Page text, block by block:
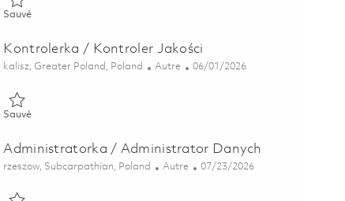
SauvéSauvé Kontrolerka / Kontroler Jakości 01827761
Kontrolerka / Kontroler Jakości
Emplacement
kalisz, Greater Poland, Poland Catégorie
Autre Posted Date
06/01/2026
SauvéSauvé Kontrolerka / Kontroler Jakości 01821226
Administratorka / Administrator Danych
Emplacement
rzeszow, Subcarpathian, Poland Catégorie
Autre Posted Date
07/23/2026